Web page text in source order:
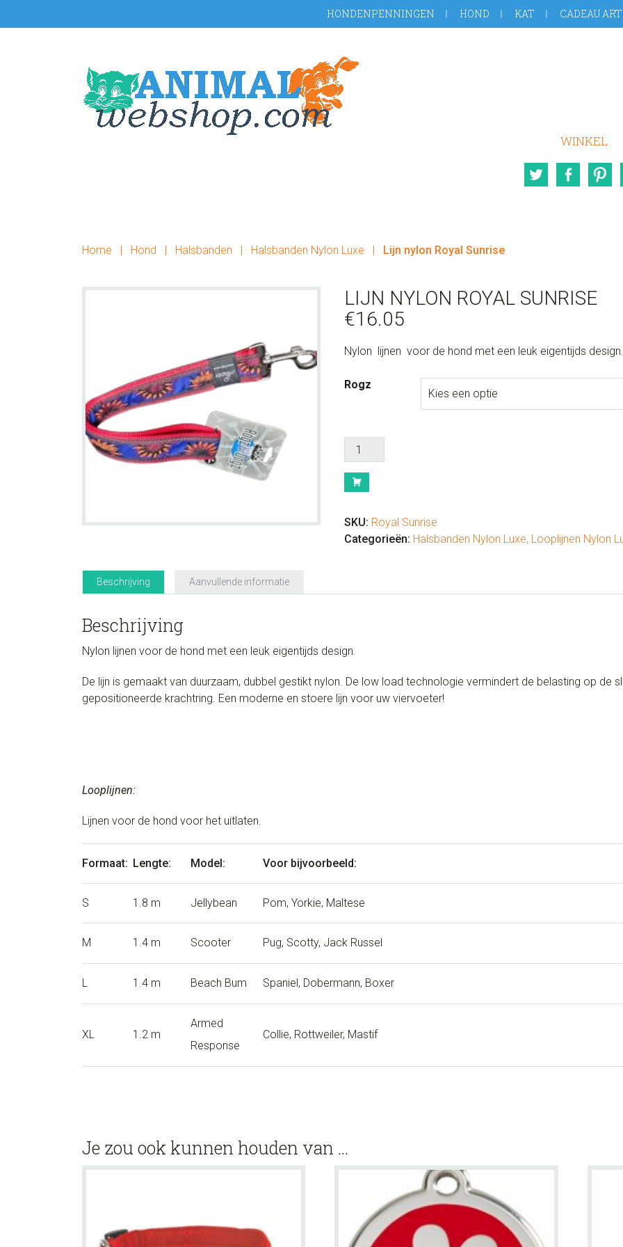
naar
naar
HONDENPENNINGEN HOND KAT CADEAU
WINKEL
Twitter
Home | Hond | Halsbanden | Halsbanden Nylon Luxe | Lijn nylon Royal Sunrise
LIJN NYLON ROYAL SUNRISE
€16.05
Nylon lijnen voor de hond met een leuk eigentijds design.
Rogz
Lijn
nylon
Royal
Sunrise
SKU: Royal Sunrise
Categorieën: Halsbanden Nylon Luxe, Looplijnen Nylon
Beschrijving Aanvullende informatie
Beschrijving
Nylon lijnen voor de hond met een leuk eigentijds design.
De lijn is gemaakt van duurzaam, dubbel gestikt nylon. De low load technologie vermindert de belasting op de
gepositioneerde krachtring. Een moderne en stoere lijn voor uw viervoeter!
Looplijnen:
Lijnen voor de hond voor het uitlaten.
Formaat: Lengte: Model: Voor bijvoorbeeld:
S 1.8 m Jellybean Pom, Yorkie, Maltese
M 1.4 m Scooter Pug, Scotty, Jack Russel
L 1.4 m Beach Bum Spaniel, Dobermann, Boxer
XL 1.2 m
Armed
Response
Collie, Rottweiler, Mastif
Je zou ook kunnen houden van …